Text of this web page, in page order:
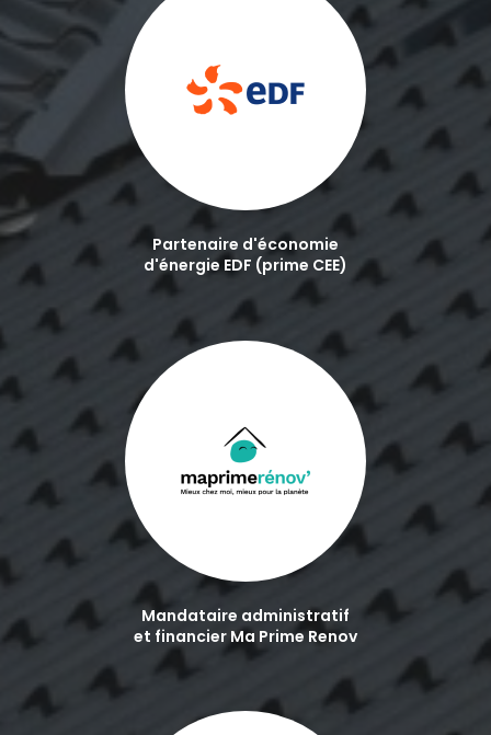
Partenaire d'économie
d'énergie EDF (prime CEE)
Mandataire administratif
et financier Ma Prime Renov